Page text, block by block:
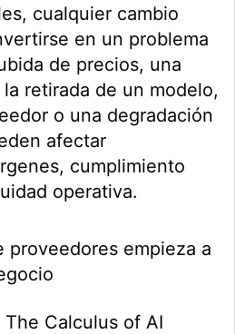
cualquier cambio
en un problema
de precios, una
retirada de un modelo,
o una degradación
afectar
cumplimiento
operativa.
proveedores empieza a
Calculus of AI